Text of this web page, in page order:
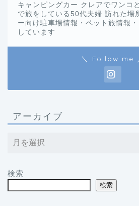
キャンピングカー クレアでワンコ
で旅をしている50代夫婦 訪れた場
ー向け駐車場情報・ペット旅情報
しています
＼ Follow me
アーカイブ
検索
検索